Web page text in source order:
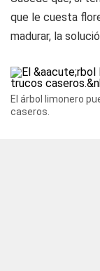
que le cuesta
madurar, la
El árbol limonero
caseros.